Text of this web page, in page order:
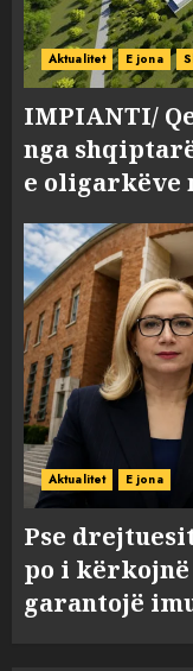
Aktualitet E jona
IMPIANTI/
nga
e oligarkëve
Aktualitet E jona
Pse
po i kërkojnë
garantojë